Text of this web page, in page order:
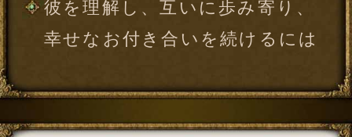
一部使用できない文字がございます。
※必須